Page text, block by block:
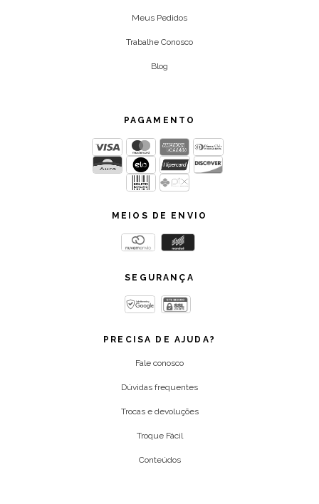
Meus Pedidos
Trabalhe Conosco
Blog
PAGAMENTO
MEIOS DE ENVIO
SEGURANÇA
PRECISA DE AJUDA?
Fale conosco
Dúvidas frequentes
Trocas e devoluções
Troque Fácil
Conteúdos